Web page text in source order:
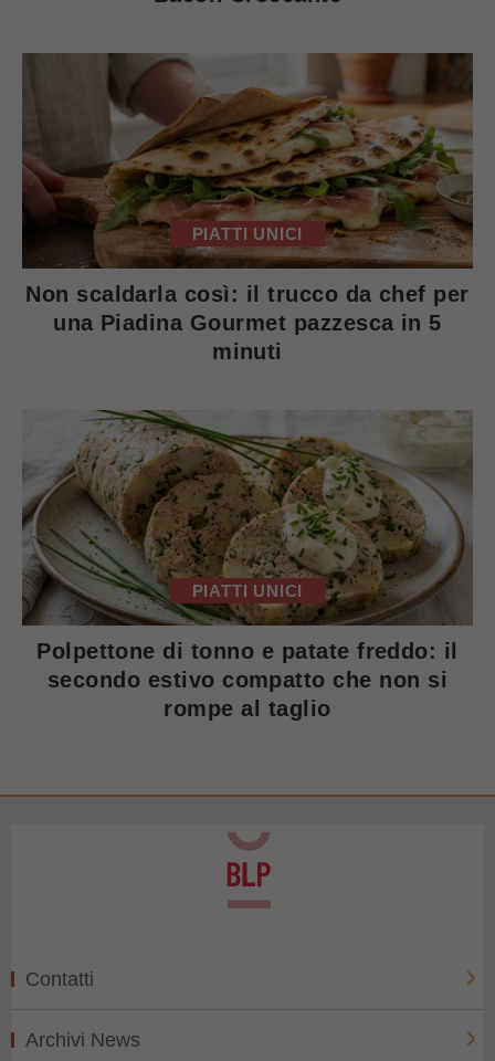
PIATTI UNICI
Non scaldarla così: il trucco da chef per
una Piadina Gourmet pazzesca in 5
minuti
PIATTI UNICI
Polpettone di tonno e patate freddo: il
secondo estivo compatto che non si
rompe al taglio
Contatti
Archivi News